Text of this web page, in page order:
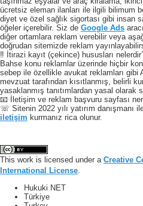
ücretsiz eleman ilanları ile ilgili bilimum
diyet ve özel sağlık sigortası gibi insan
öğeler içerebilir. Siz de Google Ads
diğer ortamlara reklam verebilir veya
doğrudan sitemizde reklam
‼️ İtirazi kayıt (çekince) hususları
Bahse konu reklamlar üzerinde hiçbir
sebep ile özellikle avukat reklamları gibi
mevzuat tarafından kısıtlanmış, belirli
yasaklanmış tanıtımlardan yasal olarak
📧 İletişim ve reklam başvuru sayfası
☏ Sitenin 2022 yılı yatırım danışmanı
iletişim kurmanız rica olunur.
This work is licensed under a Creative
International License
Hukuki NET
Türkiye